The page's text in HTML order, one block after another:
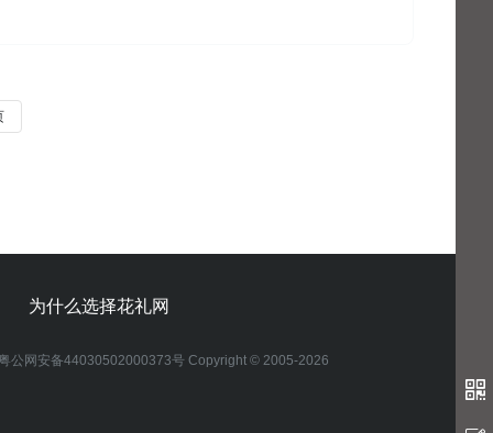
为什么选择花礼网
公网安备44030502000373号 Copyright © 2005-2026